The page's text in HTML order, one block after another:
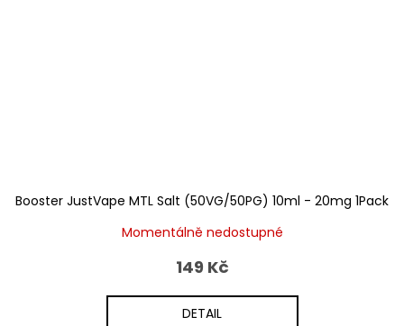
Booster JustVape MTL Salt (50VG/50PG) 10ml - 20mg 1Pack
Momentálně nedostupné
149 Kč
DETAIL